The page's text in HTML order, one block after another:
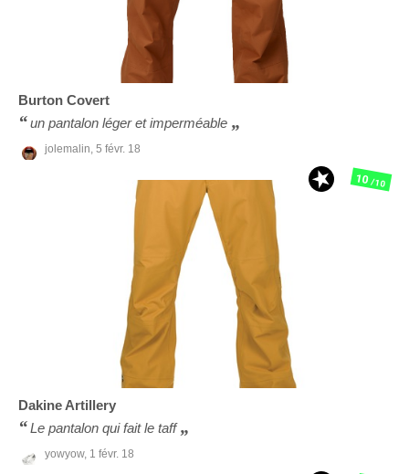
Burton Covert
un pantalon léger et imperméable
jolemalin, 5 févr. 18
Dakine Artillery
Le pantalon qui fait le taff
yowyow, 1 févr. 18
10/10